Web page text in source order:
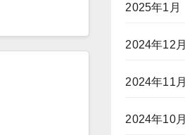
2025年1月
2024年12月
2024年11月
2024年10月